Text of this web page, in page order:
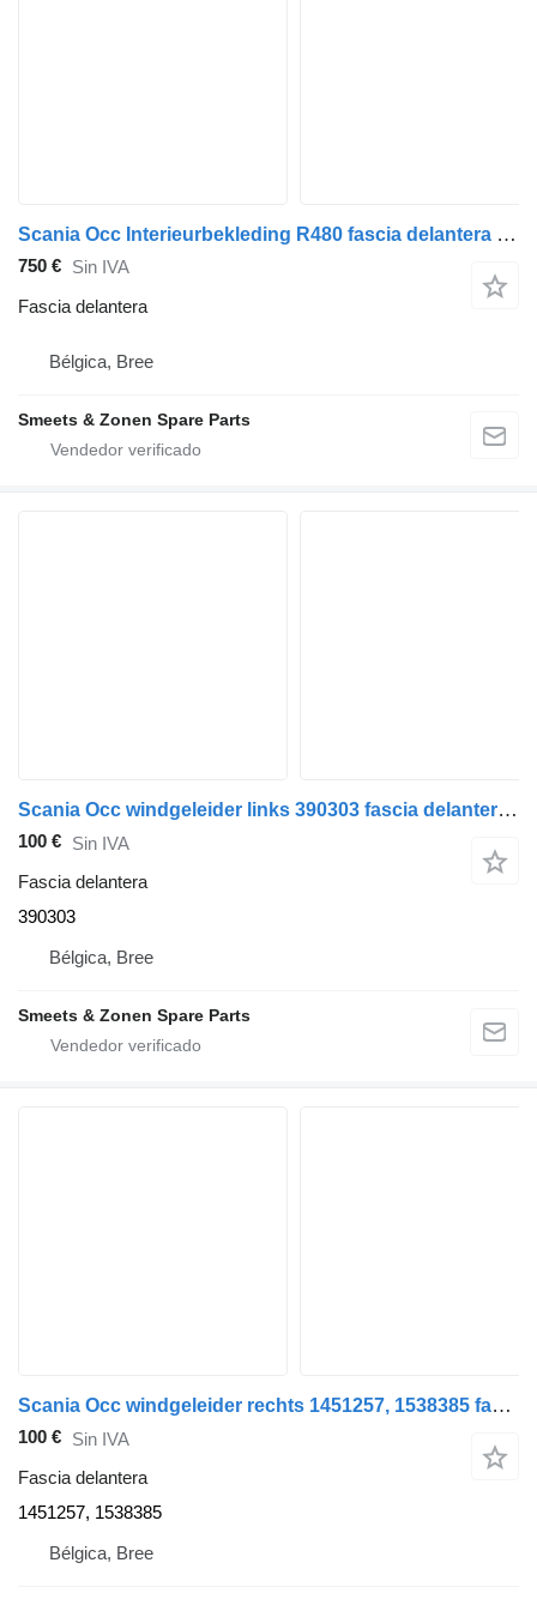
Scania Occ Interieurbekleding R480 fascia delantera para camión
750 € Sin IVA
Fascia delantera
Bélgica, Bree
Smeets & Zonen Spare Parts
Scania Occ windgeleider links 390303 fascia delantera para camión
100 € Sin IVA
Fascia delantera
390303
Bélgica, Bree
Smeets & Zonen Spare Parts
Scania Occ windgeleider rechts 1451257, 1538385 fascia delantera para camión
100 € Sin IVA
Fascia delantera
1451257, 1538385
Bélgica, Bree